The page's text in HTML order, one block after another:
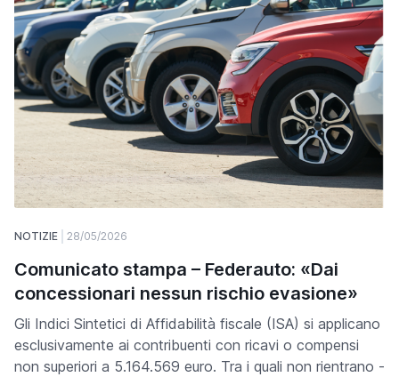
NOTIZIE 28/05/2026
Comunicato stampa – Federauto: «Dai
concessionari nessun rischio evasione»
Gli Indici Sintetici di Affidabilità fiscale (ISA) si applicano
esclusivamente ai contribuenti con ricavi o compensi
non superiori a 5.164.569 euro. Tra i quali non rientrano -